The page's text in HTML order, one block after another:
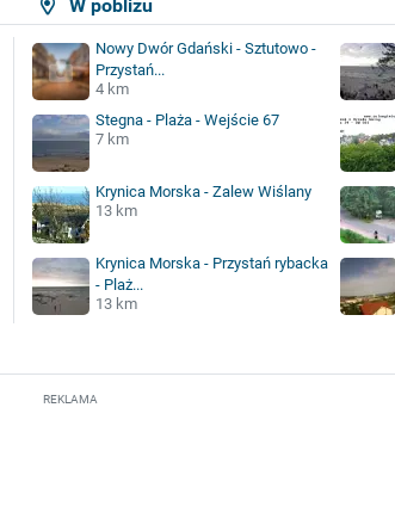
W pobliżu
Nowy Dwór Gdański - Sztutowo -
Przystań...
4 km
Stegna - Plaża - Wejście 67
7 km
Krynica Morska - Zalew Wiślany
13 km
Krynica Morska - Przystań rybacka
- Plaż...
13 km
REKLAMA